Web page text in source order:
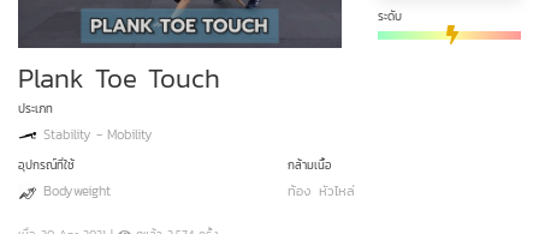
ระดับ
Plank Toe Touch
ประเภท
Stability - Mobility
อุปกรณ์ที่ใช้
Bodyweight
กล้ามเนื้อ
ท้อง หัวไหล่